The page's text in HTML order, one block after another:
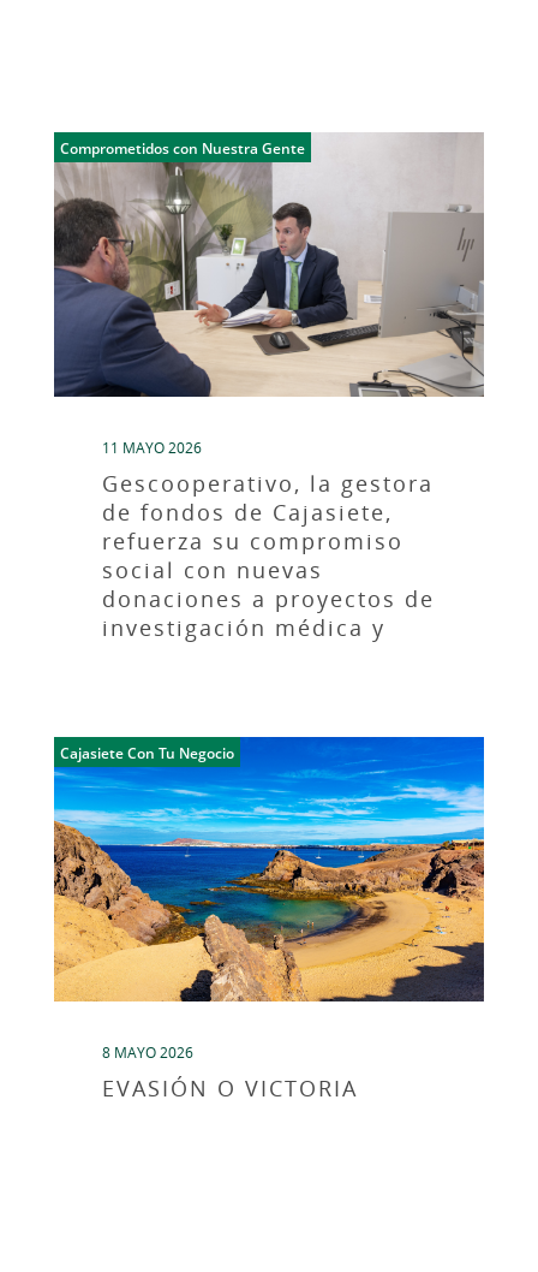
Comprometidos con Nuestra Gente
11 MAYO 2026
Gescooperativo, la gestora
de fondos de Cajasiete,
refuerza su compromiso
social con nuevas
donaciones a proyectos de
investigación médica y
Cajasiete Con Tu Negocio
8 MAYO 2026
EVASIÓN O VICTORIA